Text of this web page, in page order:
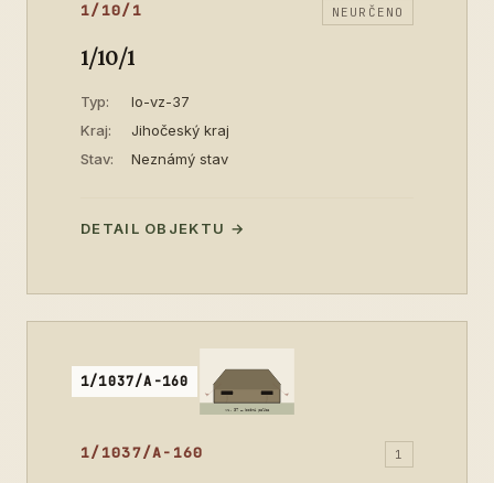
1/10/1 NEURČENO
1/10/1
Typ:
lo-vz-37
Kraj:
Jihočeský kraj
Stav:
Neznámý stav
DETAIL OBJEKTU →
1/1037/A-160
1/1037/A-160 1